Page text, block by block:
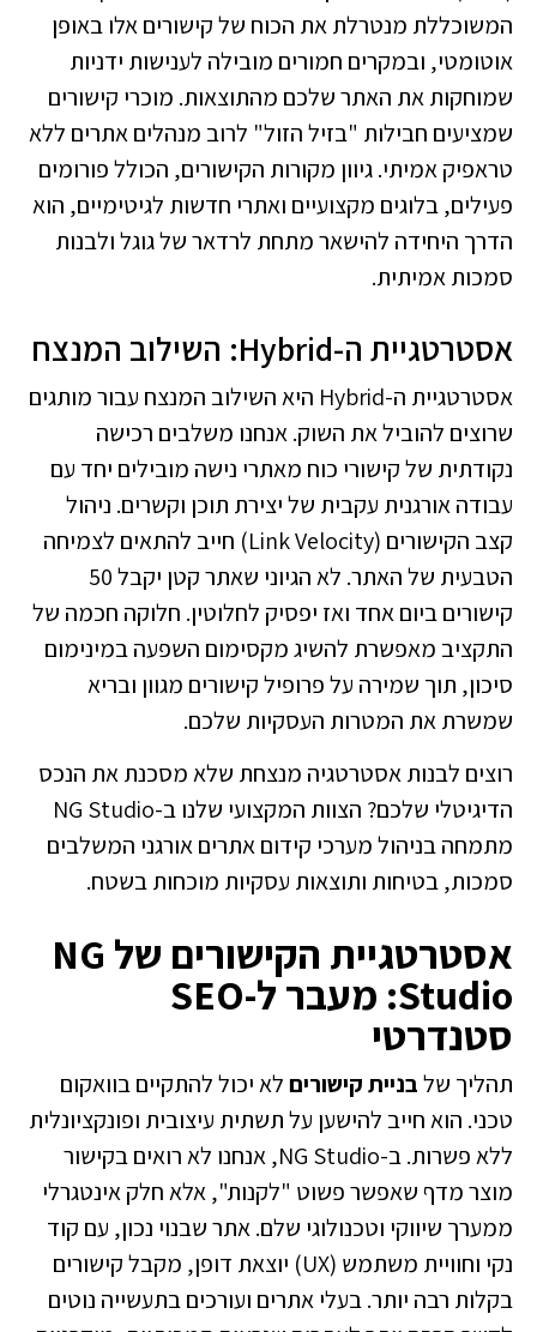
המשוכללת מנטרלת את הכוח של קישורים אלו באופן
אוטומטי, ובמקרים חמורים מובילה לענישות ידניות
שמוחקות את האתר שלכם מהתוצאות. מוכרי קישורים
שמציעים חבילות "בזיל הזול" לרוב מנהלים אתרים ללא
טראפיק אמיתי. גיוון מקורות הקישורים, הכולל פורומים
פעילים, בלוגים מקצועיים ואתרי חדשות לגיטימיים, הוא
הדרך היחידה להישאר מתחת לרדאר של גוגל ולבנות
סמכות אמיתית.
אסטרטגיית ה-Hybrid: השילוב המנצח
אסטרטגיית ה-Hybrid היא השילוב המנצח עבור מותגים
שרוצים להוביל את השוק. אנחנו משלבים רכישה
נקודתית של קישורי כוח מאתרי נישה מובילים יחד עם
עבודה אורגנית עקבית של יצירת תוכן וקשרים. ניהול
קצב הקישורים (Link Velocity) חייב להתאים לצמיחה
הטבעית של האתר. לא הגיוני שאתר קטן יקבל 50
קישורים ביום אחד ואז יפסיק לחלוטין. חלוקה חכמה של
התקציב מאפשרת להשיג מקסימום השפעה במינימום
סיכון, תוך שמירה על פרופיל קישורים מגוון ובריא
שמשרת את המטרות העסקיות שלכם.
רוצים לבנות אסטרטגיה מנצחת שלא מסכנת את הנכס
הדיגיטלי שלכם? הצוות המקצועי שלנו ב-NG Studio
מתמחה בניהול מערכי קידום אתרים אורגני המשלבים
סמכות, בטיחות ותוצאות עסקיות מוכחות בשטח.
אסטרטגיית הקישורים של NG
Studio: מעבר ל-SEO
סטנדרטי
תהליך שלבניית קישוריםלא יכול להתקיים בוואקום
טכני. הוא חייב להישען על תשתית עיצובית ופונקציונלית
ללא פשרות. ב-NG Studio, אנחנו לא רואים בקישור
מוצר מדף שאפשר פשוט "לקנות", אלא חלק אינטגרלי
ממערך שיווקי וטכנולוגי שלם. אתר שבנוי נכון, עם קוד
נקי וחוויית משתמש (UX) יוצאת דופן, מקבל קישורים
בקלות רבה יותר. בעלי אתרים ועורכים בתעשייה נוטים